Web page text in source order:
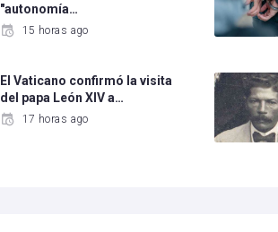
"autonomía…
15 horas ago
El Vaticano confirmó la visita
del papa León XIV a…
17 horas ago